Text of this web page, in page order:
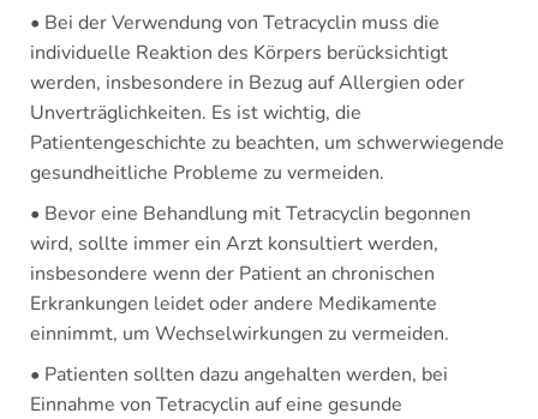
• Bei der Verwendung von Tetracyclin muss die
individuelle Reaktion des Körpers berücksichtigt
werden, insbesondere in Bezug auf Allergien oder
Unverträglichkeiten. Es ist wichtig, die
Patientengeschichte zu beachten, um schwerwiegende
gesundheitliche Probleme zu vermeiden.
• Bevor eine Behandlung mit Tetracyclin begonnen
wird, sollte immer ein Arzt konsultiert werden,
insbesondere wenn der Patient an chronischen
Erkrankungen leidet oder andere Medikamente
einnimmt, um Wechselwirkungen zu vermeiden.
• Patienten sollten dazu angehalten werden, bei
Einnahme von Tetracyclin auf eine gesunde